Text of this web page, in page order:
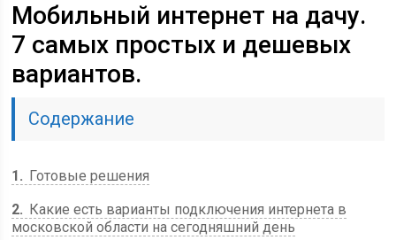
Мобильный интернет на дачу.
7 самых простых и дешевых
вариантов.
Содержание
1
Готовые решения
2
Какие есть варианты подключения интернета в
московской области на сегодняшний день